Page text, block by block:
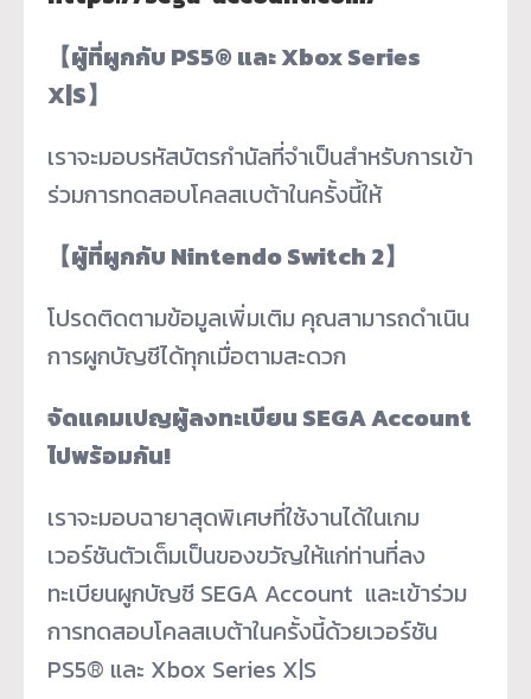
【ผู้ที่ผูกกับ PS5® และ Xbox Series
X|S】
เราจะมอบรหัสบัตรกำนัลที่จำเป็นสำหรับการเข้า
ร่วมการทดสอบโคลสเบต้าในครั้งนี้ให้
【ผู้ที่ผูกกับ Nintendo Switch 2】
โปรดติดตามข้อมูลเพิ่มเติม คุณสามารถดำเนิน
การผูกบัญชีได้ทุกเมื่อตามสะดวก
จัดแคมเปญผู้ลงทะเบียน SEGA Account
ไปพร้อมกัน!
เราจะมอบฉายาสุดพิเศษที่ใช้งานได้ในเกม
เวอร์ชันตัวเต็มเป็นของขวัญให้แก่ท่านที่ลง
ทะเบียนผูกบัญชี SEGA Account และเข้าร่วม
การทดสอบโคลสเบต้าในครั้งนี้ด้วยเวอร์ชัน
PS5® และ Xbox Series X|S